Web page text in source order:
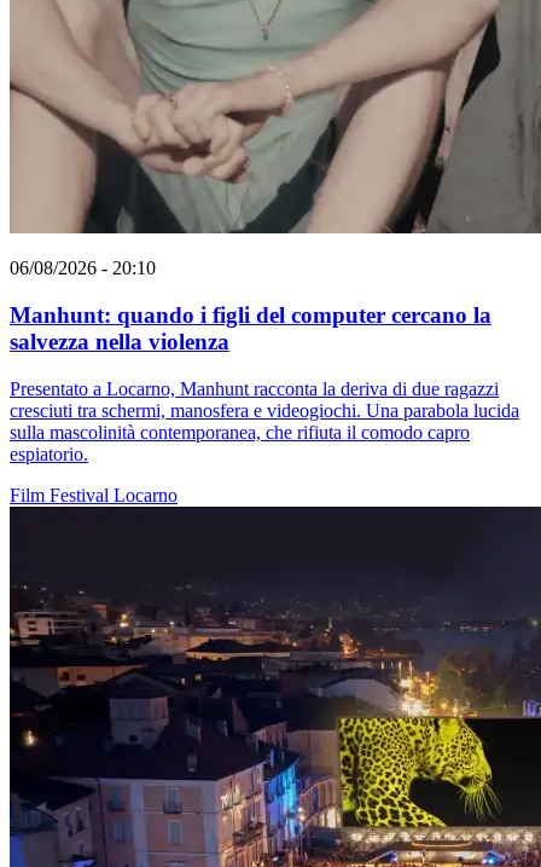
06/08/2026 - 20:10
Manhunt: quando i figli del computer cercano la
salvezza nella violenza
Presentato a Locarno, Manhunt racconta la deriva di due ragazzi
cresciuti tra schermi, manosfera e videogiochi. Una parabola lucida
sulla mascolinità contemporanea, che rifiuta il comodo capro
espiatorio.
Film Festival Locarno